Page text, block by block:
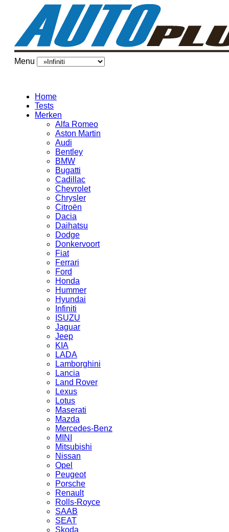
Menu
Home
Tests
Merken
Alfa Romeo
Aston Martin
Audi
Bentley
BMW
Bugatti
Cadillac
Chevrolet
Chrysler
Citroën
Dacia
Daihatsu
Dodge
Donkervoort
Fiat
Ferrari
Ford
Honda
Hummer
Hyundai
Infiniti
ISUZU
Jaguar
Jeep
KIA
LADA
Lamborghini
Lancia
Land Rover
Lexus
Lotus
Maserati
Mazda
Mercedes-Benz
MINI
Mitsubishi
Nissan
Opel
Peugeot
Porsche
Renault
Rolls-Royce
SAAB
SEAT
Skoda